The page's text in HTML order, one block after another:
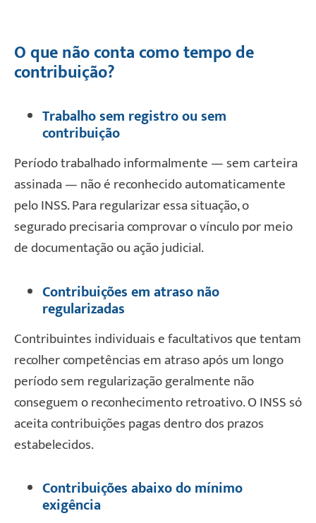
O que não conta como tempo de
contribuição?
Trabalho sem registro ou sem
contribuição
Período trabalhado informalmente — sem carteira
assinada — não é reconhecido automaticamente
pelo INSS. Para regularizar essa situação, o
segurado precisaria comprovar o vínculo por meio
de documentação ou ação judicial.
Contribuições em atraso não
regularizadas
Contribuintes individuais e facultativos que tentam
recolher competências em atraso após um longo
período sem regularização geralmente não
conseguem o reconhecimento retroativo. O INSS só
aceita contribuições pagas dentro dos prazos
estabelecidos.
Contribuições abaixo do mínimo
exigência